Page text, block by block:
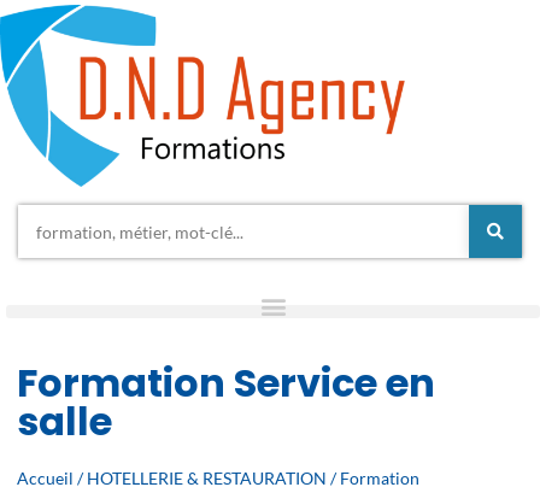
Formation Service en
salle
Accueil /HOTELLERIE & RESTAURATION /Formation